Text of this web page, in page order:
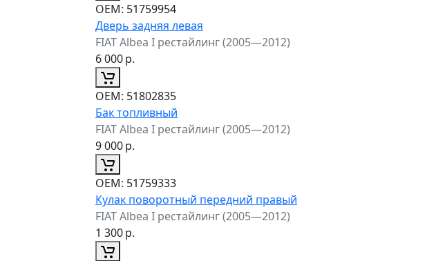
ОЕМ: 51759954
Дверь задняя левая
FIAT Albea I рестайлинг (2005—2012)
6 000р.
ОЕМ: 51802835
Бак топливный
FIAT Albea I рестайлинг (2005—2012)
9 000р.
ОЕМ: 51759333
Кулак поворотный передний правый
FIAT Albea I рестайлинг (2005—2012)
1 300р.